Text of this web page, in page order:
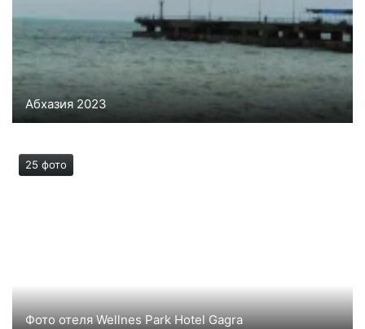
Абхазия 2023
25 фото
Фото отеля Wellnes Park Hotel Gagra